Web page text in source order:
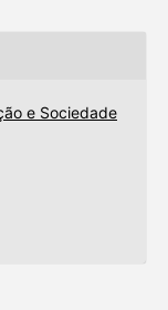
e Sociedade